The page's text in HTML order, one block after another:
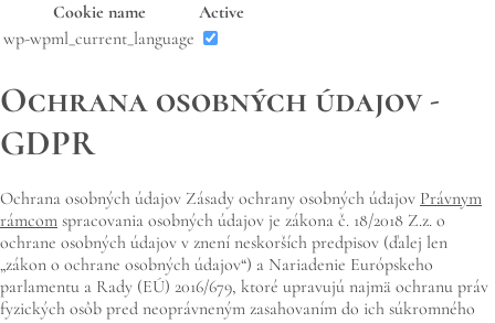
Cookie name
Active
wp-wpml_current_language
Ochrana osobných údajov -
GDPR
Ochrana osobných údajov Zásady ochrany osobných údajov Právnym
rámcom spracovania osobných údajov je zákona č. 18/2018 Z.z. o
ochrane osobných údajov v znení neskorších predpisov (ďalej len
„zákon o ochrane osobných údajov“) a Nariadenie Európskeho
parlamentu a Rady (EÚ) 2016/679, ktoré upravujú najmä ochranu práv
fyzických osôb pred neoprávneným zasahovaním do ich súkromného